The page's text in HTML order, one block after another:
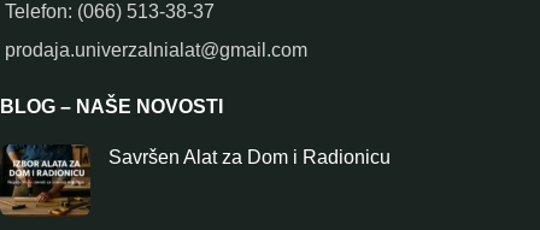
Telefon: (066) 513-38-37
prodaja.univerzalnialat@gmail.com
BLOG – NAŠE NOVOSTI
Savršen Alat za Dom i Radionicu